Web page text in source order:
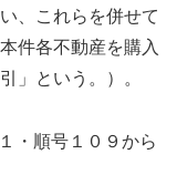
、これらを併せて
件各不動産を購入
」という。）。
・順号１０９から